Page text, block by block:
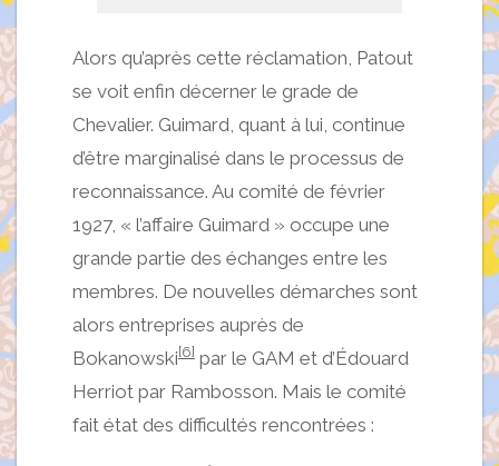
Alors qu’après cette réclamation, Patout
se voit enfin décerner le grade de
Chevalier. Guimard, quant à lui, continue
d’être marginalisé dans le processus de
reconnaissance. Au comité de février
1927, « l’affaire Guimard » occupe une
grande partie des échanges entre les
membres. De nouvelles démarches sont
alors entreprises auprès de
Bokanowski [6] par le GAM et d’Édouard
Herriot par Rambosson. Mais le comité
fait état des difficultés rencontrées :